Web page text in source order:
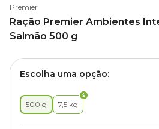
Premier
Ração Premier Ambientes
Salmão 500 g
Escolha uma opção:
500 g 7,5 kg